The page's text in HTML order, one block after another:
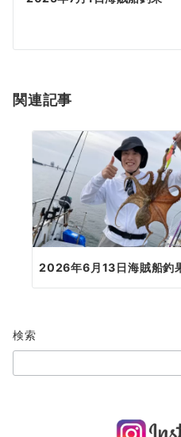
シ
ン
関連記事
2026年6月13日海賊船釣
検索